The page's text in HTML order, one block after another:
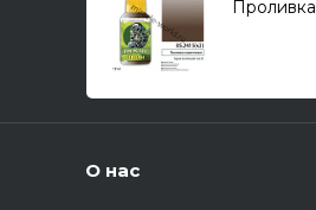
Проливка
О нас